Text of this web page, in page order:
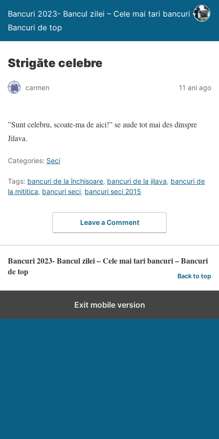
Bancuri 2023- Bancul zilei – Cele mai tari bancuri –
Bancuri de top
Strigăte celebre
carmen 11 ani ago
”Sunt celebru, scoate-ma de aici!” se aude tot mai des dinspre
Jilava.
Categories: Seci
Tags: bancuri de la închisoare, bancuri de la jilava, bancuri de
la mititica, bancuri seci, bancuri seci 2015
Leave a Comment
Bancuri 2023- Bancul zilei – Cele mai tari bancuri – Bancuri
de top
Back to top
Exit mobile version